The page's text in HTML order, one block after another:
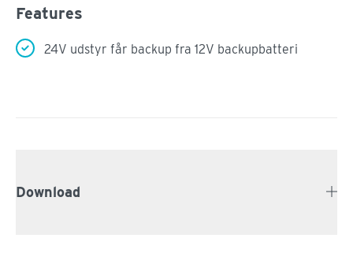
Features
24V udstyr får backup fra 12V backupbatteri
Download